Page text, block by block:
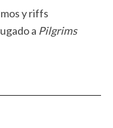
y riffs
a Pilgrims